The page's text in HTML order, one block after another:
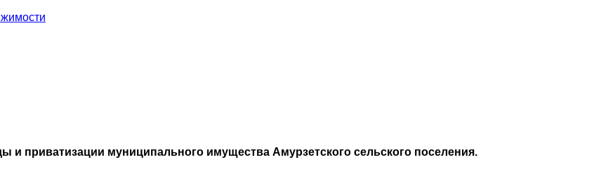
и приватизации муниципального имущества Амурзетского сельского поселения.